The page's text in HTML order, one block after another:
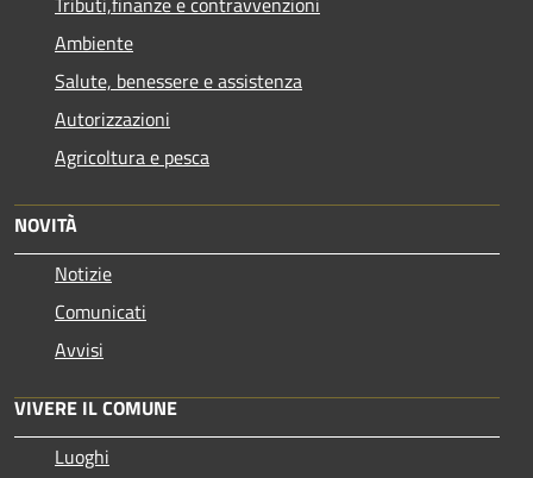
Ambiente
Salute, benessere e assistenza
Autorizzazioni
Agricoltura e pesca
NOVITÀ
Notizie
Comunicati
Avvisi
VIVERE IL COMUNE
Luoghi